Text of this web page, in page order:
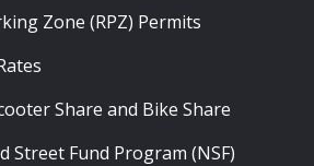
Zone (RPZ) Permits
Share and Bike Share
Street Fund Program (NSF)